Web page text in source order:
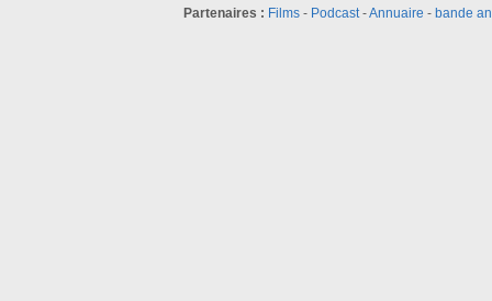
Partenaires : Films- Podcast-Annuaire - bande